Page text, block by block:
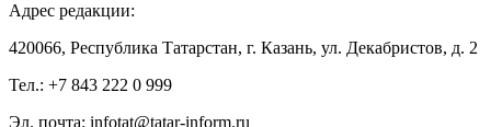
Адрес редакции:
420066, Республика Татарстан, г. Казань, ул. Декабристов, д. 2
Тел.: +7 843 222 0 999
Эл. почта: infotat@tatar-inform.ru